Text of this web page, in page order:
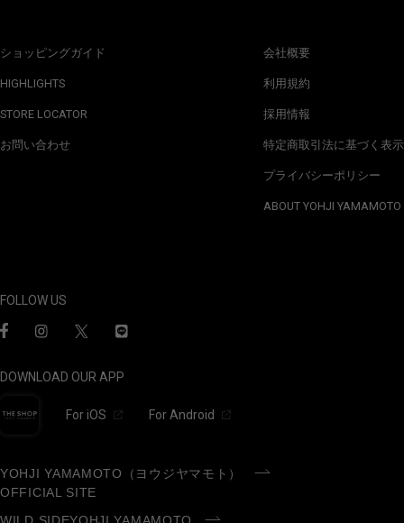
ショッピングガイド
HIGHLIGHTS
STORE LOCATOR
お問い合わせ
会社概要
利用規約
採用情報
特定商取引法に基づく表示
プライバシーポリシー
ABOUT YOHJI YAMAMOTO
FOLLOW US
DOWNLOAD OUR APP
For iOS For Android
YOHJI YAMAMOTO（ヨウジヤマモト）
OFFICIAL SITE
WILD SIDEYOHJI YAMAMOTO